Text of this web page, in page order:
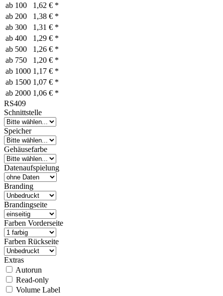
ab 100
1,62 € *
ab 200
1,38 € *
ab 300
1,31 € *
ab 400
1,29 € *
ab 500
1,26 € *
ab 750
1,20 € *
ab 1000 1,17 € *
ab 1500 1,07 € *
ab 2000 1,06 € *
RS409
Schnittstelle
Speicher
Gehäusefarbe
Datenaufspielung
Branding
Brandingseite
Farben Vorderseite
Farben Rückseite
Extras
Autorun
Read-only
Volume Label